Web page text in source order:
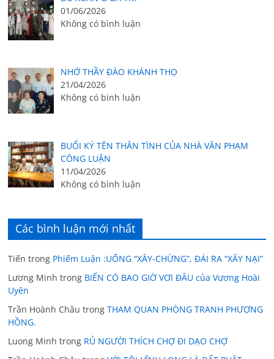
01/06/2026
Không có bình luận
NHỚ THẦY ĐÀO KHÁNH THỌ
21/04/2026
Không có bình luận
BUỔI KÝ TÊN THÂN TÌNH CỦA NHÀ VĂN PHẠM
CÔNG LUẬN
11/04/2026
Không có bình luận
Các bình luận mới nhất
Tiến trong Phiếm Luận :UỐNG “XÂY-CHỪNG”, ĐÁI RA “XÂY NẠI”
Lương Minh trong BIỂN CÓ BAO GIỜ VƠI ĐÂU của Vương Hoài
Uyên
Trần Hoành Châu trongTHAM QUAN PHÒNG TRANH PHƯỢNG
HỒNG.
Luong Minh trong RỦ NGƯỜI THÍCH CHỢ ĐI DẠO CHỢ